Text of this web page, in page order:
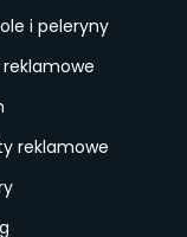
i peleryny
reklamowe